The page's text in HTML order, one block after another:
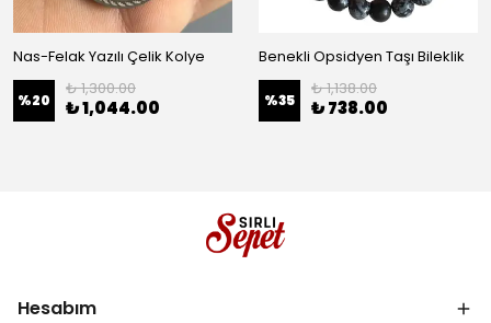
Nas-Felak Yazılı Çelik Kolye
%20
₺ 1,300.00
₺ 1,044.00
Benekli Opsidyen Taşı Bileklik
%35
₺ 1,138.00
₺ 738.00
Hesabım